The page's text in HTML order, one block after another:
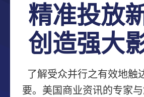
精准投放
创造强大
了解受众并行之有效地触
要。美国商业资讯的专家